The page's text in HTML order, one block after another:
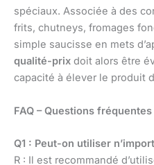
spéciaux. Associée à des
frits, chutneys, fromages
simple saucisse en mets
qualité-prix doit alors être
capacité à élever le produit
FAQ – Questions
Q1 : Peut-on utiliser
R : Il est recommandé